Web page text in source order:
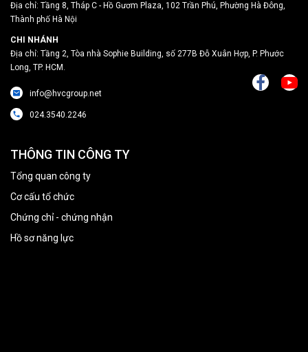
Địa chỉ: Tầng 8, Tháp C - Hồ Gươm Plaza, 102 Trần Phú, Phường Hà Đông,
Thành phố Hà Nội
CHI NHÁNH
Địa chỉ: Tầng 2, Tòa nhà Sophie Building, số 277B Đỗ Xuân Hợp, P. Phước
Long, TP. HCM.
info@hvcgroup.net
024.3540.2246
THÔNG TIN CÔNG TY
Tổng quan công ty
Cơ cấu tổ chức
Chứng chỉ - chứng nhận
Hồ sơ năng lực